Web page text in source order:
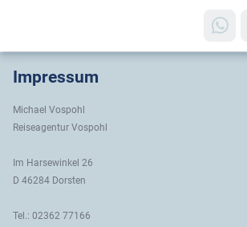
Impressum
Michael Vospohl
Reiseagentur Vospohl
Im Harsewinkel 26
D 46284 Dorsten
Tel.: 02362 77166